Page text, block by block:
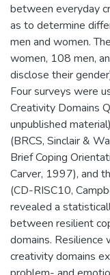
between everyday
as to determine
men and women.
women, 108 men,
disclose their
Four surveys were
Creativity Domains
unpublished
(BRCS, Sinclair &
Brief Coping
Carver, 1997), and
(CD-RISC10,
revealed a
between resilient
domains.
creativity domains